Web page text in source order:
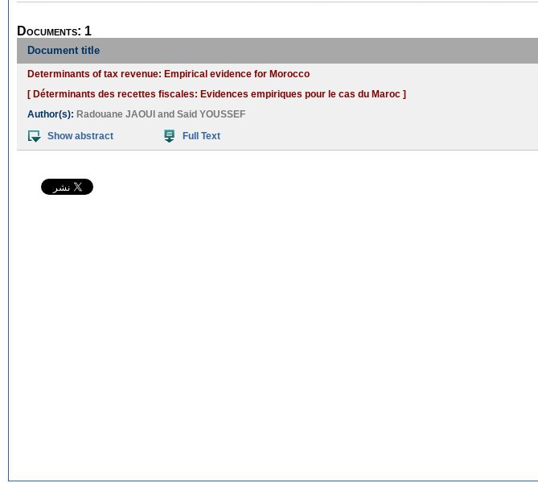
Documents: 1
Document title
Determinants of tax revenue: Empirical evidence for Morocco
[ Déterminants des recettes fiscales: Evidences empiriques pour le cas du Maroc ]
Author(s): Radouane JAOUI and Said YOUSSEF
Show abstract
Full Text